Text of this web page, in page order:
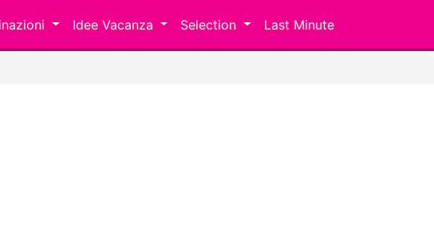
Idee Vacanza Selection Last Minute